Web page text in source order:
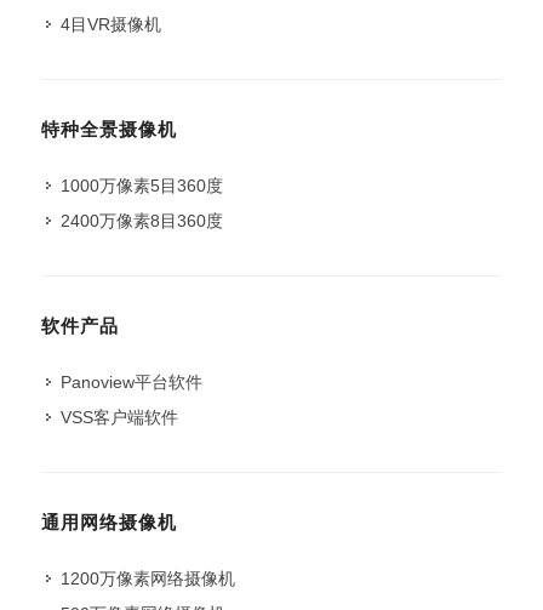
4目VR摄像机
特种全景摄像机
1000万像素5目360度
2400万像素8目360度
软件产品
Panoview平台软件
VSS客户端软件
通用网络摄像机
1200万像素网络摄像机